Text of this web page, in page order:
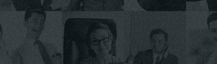
准。将钢板按一定规格裁...
生产工艺：螺